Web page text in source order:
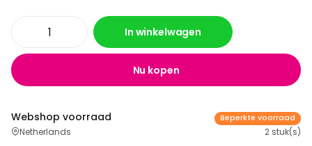
In winkelwagen
Nu kopen
Webshop voorraad
Netherlands
Beperkte voorraad
2 stuk(s)